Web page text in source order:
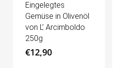
Eingelegtes
Gemüse in Olivenöl
von L’ Arcimboldo
250g
€12,90